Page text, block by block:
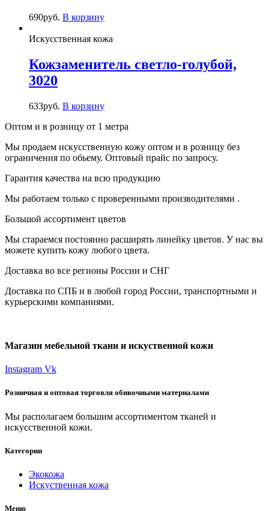
690руб. В корзину
Искусственная кожа
Кожзаменитель светло-голубой,
3020
633руб. В корзину
Оптом и в розницу от 1 метра
Мы продаем искусственную кожу оптом и в розницу без
ограничения по обьему. Оптовый прайс по запросу.
Гарантия качества на всю продукцию
Мы работаем только с проверенными производителями .
Большой ассортимент цветов
Мы стараемся постоянно расширять линейку цветов. У нас вы
можете купить кожу любого цвета.
Доставка во все регионы России и СНГ
Доставка по СПБ и в любой город России, транспортными и
курьерскими компаниями.
Магазин мебельной ткани и искуственной кожи
Instagram Vk
Розничная и оптовая торговля обивочными материалами
Мы располагаем большим ассортиментом тканей и
искусственной кожи.
Категории
Экокожа
Искуственная кожа
Меню